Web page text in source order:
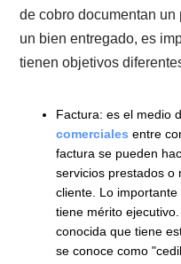
obligaciones, es
ventajas y
esto, el siguiente
herramientas
forma segura e
En este capítulo
documentos o